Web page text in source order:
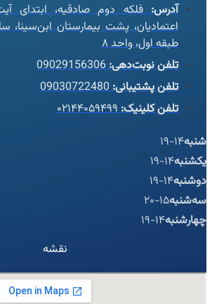
آدرس:فلکه دوم صادقیه، ابتدای
اعتمادیان، پشت بیمارستان
طبقه اول، واحد ۸
تلفن نوبت‌دهی:09029156306
تلفن پشتیبانی:09030722480
تلفن کلینیک:۰۲۱۴۴۰۵۹۴۹۹
شنبه14-19
یکشنبه14-19
دوشنبه14-19
سه‌شنبه15-20
چهارشنبه14-19
نقشه